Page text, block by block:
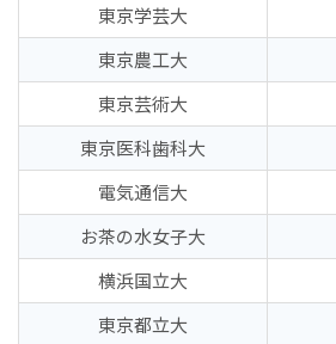
東京学芸大
東京農工大
東京芸術大
東京医科歯科大
電気通信大
お茶の水女子大
横浜国立大
東京都立大